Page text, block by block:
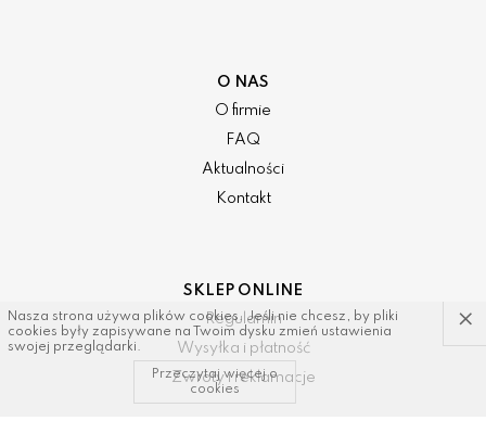
O NAS
O firmie
FAQ
Aktualności
Kontakt
SKLEP ONLINE
Regulamin
Wysyłka i płatność
Zwroty i reklamacje
Nasza strona używa plików cookies. Jeśli nie chcesz, by pliki
cookies były zapisywane na Twoim dysku zmień ustawienia
swojej przeglądarki.
×
Przeczytaj więcej o
cookies